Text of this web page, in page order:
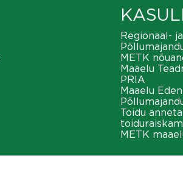
Regionaal- ja
METK
Maaelu
PRIA
Maaelu
Toidu
METK